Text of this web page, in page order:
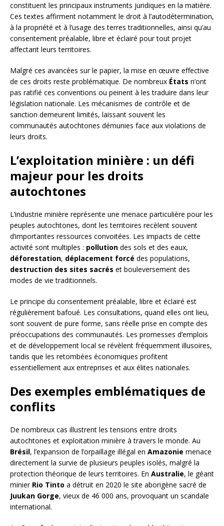
constituent les principaux instruments juridiques en la matière.
Ces textes affirment notamment le droit à l’autodétermination,
à la propriété et à l’usage des terres traditionnelles, ainsi qu’au
consentement préalable, libre et éclairé pour tout projet
affectant leurs territoires.
Malgré ces avancées sur le papier, la mise en œuvre effective
de ces droits reste problématique. De nombreux États n’ont
pas ratifié ces conventions ou peinent à les traduire dans leur
législation nationale. Les mécanismes de contrôle et de
sanction demeurent limités, laissant souvent les
communautés autochtones démunies face aux violations de
leurs droits.
L’exploitation minière : un défi
majeur pour les droits
autochtones
L’industrie minière représente une menace particulière pour les
peuples autochtones, dont les territoires recèlent souvent
d’importantes ressources convoitées. Les impacts de cette
activité sont multiples : pollution des sols et des eaux,
déforestation, déplacement forcé des populations,
destruction des sites sacrés et bouleversement des
modes de vie traditionnels.
Le principe du consentement préalable, libre et éclairé est
régulièrement bafoué. Les consultations, quand elles ont lieu,
sont souvent de pure forme, sans réelle prise en compte des
préoccupations des communautés. Les promesses d’emplois
et de développement local se révèlent fréquemment illusoires,
tandis que les retombées économiques profitent
essentiellement aux entreprises et aux élites nationales.
Des exemples emblématiques de
conflits
De nombreux cas illustrent les tensions entre droits
autochtones et exploitation minière à travers le monde. Au
Brésil, l’expansion de l’orpaillage illégal en Amazonie menace
directement la survie de plusieurs peuples isolés, malgré la
protection théorique de leurs territoires. En Australie, le géant
minier Rio Tinto a détruit en 2020 le site aborigène sacré de
Juukan Gorge, vieux de 46 000 ans, provoquant un scandale
international.